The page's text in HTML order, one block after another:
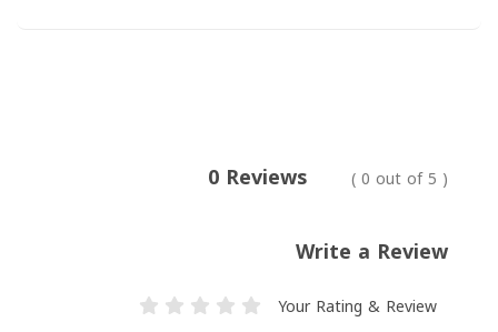
0 Reviews ( 0 out of 5 )
Write a Review
Your Rating & Review